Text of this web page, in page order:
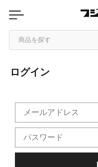
商品を探す
カテゴリから探す
中古品を探す
ログイン